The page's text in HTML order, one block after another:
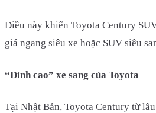
Điều này khiến Toyota Century
giá ngang siêu xe hoặc SUV siêu
“Đỉnh cao” xe sang của Toyota
Tại Nhật Bản, Toyota Century từ